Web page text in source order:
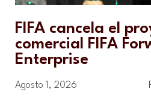
FIFA cancela el
comercial FIFA
Enterprise
Agosto 1, 2026